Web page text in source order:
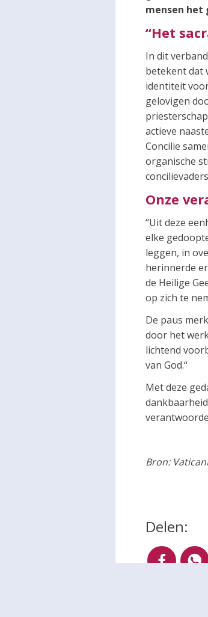
mensen het
“Het
In dit
betekent dat
identiteit
gelovigen
actieve
Concilie
organische
Onze
“Uit deze
elke
leggen, in
herinnerde
de Heilige
op zich te
De paus
door het
lichtend
van God.“
Met deze
Bron:
Delen: